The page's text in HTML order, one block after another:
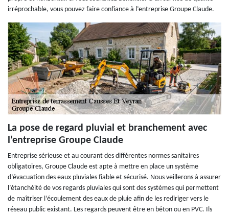
irréprochable, vous pouvez faire confiance à l’entreprise Groupe Claude.
La pose de regard pluvial et branchement avec
l’entreprise Groupe Claude
Entreprise sérieuse et au courant des différentes normes sanitaires
obligatoires, Groupe Claude est apte à mettre en place un système
d’évacuation des eaux pluviales fiable et sécurisé. Nous veillerons à assurer
l’étanchéité de vos regards pluviales qui sont des systèmes qui permettent
de maîtriser l’écoulement des eaux de pluie afin de les rediriger vers le
réseau public existant. Les regards peuvent être en béton ou en PVC. Ils